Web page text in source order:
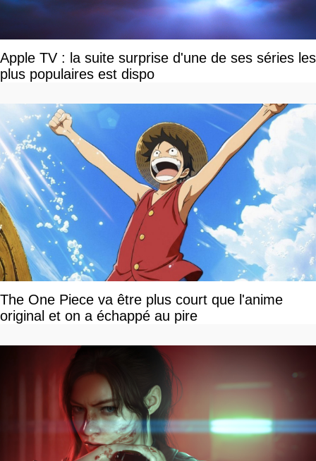
Apple TV : la suite surprise d'une de ses séries les
plus populaires est dispo
The One Piece va être plus court que l'anime
original et on a échappé au pire